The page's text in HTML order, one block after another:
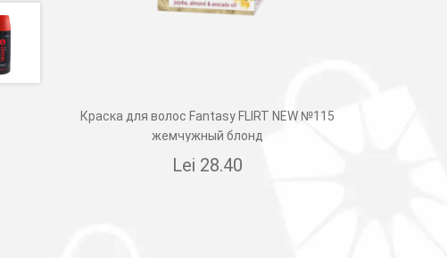
Краска для волос Fantasy FLIRT NEW №115
жемчужный блонд
Lei 28.40